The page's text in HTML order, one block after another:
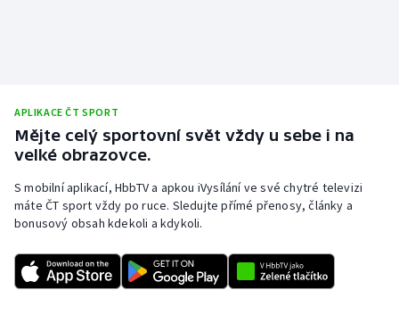
APLIKACE ČT SPORT
Mějte celý sportovní svět vždy u sebe i na
velké obrazovce.
S mobilní aplikací, HbbTV a apkou iVysílání ve své chytré televizi
máte ČT sport vždy po ruce. Sledujte přímé přenosy, články a
bonusový obsah kdekoli a kdykoli.